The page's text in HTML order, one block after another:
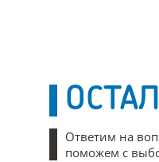
Ответим на
поможем с